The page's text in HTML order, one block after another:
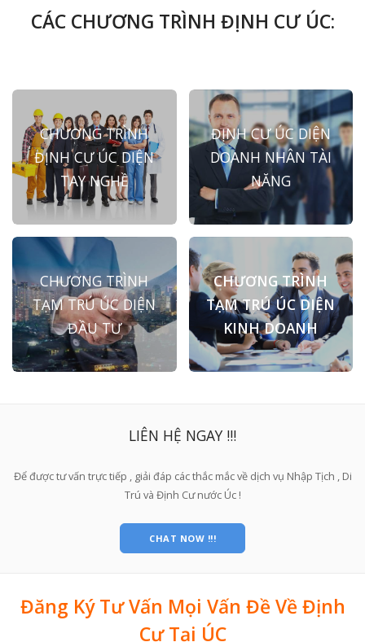
CÁC CHƯƠNG TRÌNH ĐỊNH CƯ ÚC:
CHƯƠNG TRÌNH
ĐỊNH CƯ ÚC DIỆN
TAY NGHỀ
ĐỊNH CƯ ÚC DIỆN
DOANH NHÂN TÀI
NĂNG
CHƯƠNG TRÌNH
TẠM TRÚ ÚC DIỆN
ĐẦU TƯ
CHƯƠNG TRÌNH
TẠM TRÚ ÚC DIỆN
KINH DOANH
LIÊN HỆ NGAY !!!
Để được tư vấn trực tiếp , giải đáp các thắc mắc về dịch vụ Nhập Tịch , Di
Trú và Định Cư nước Úc !
CHAT NOW !!!
Đăng Ký Tư Vấn Mọi Vấn Đề Về Định
Cư Tại ÚC